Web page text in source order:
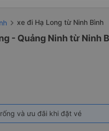
xe đi Hạ Long từ Ninh Bình
- Quảng Ninh từ
và ưu đãi khi đặt vé